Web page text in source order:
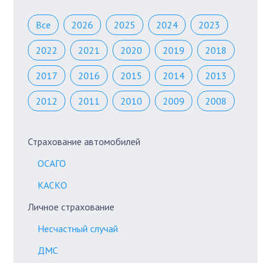
Все 2026 2025 2024 2023
2022 2021 2020 2019 2018
2017 2016 2015 2014 2013
2012 2011 2010 2009 2008
Страхование автомобилей
ОСАГО
КАСКО
Личное страхование
Несчастный случай
ДМС